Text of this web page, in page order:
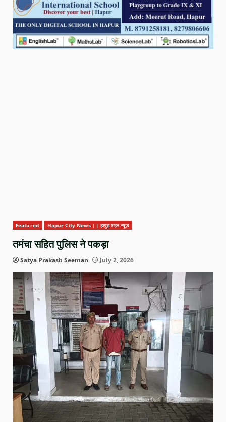
Featured Hapur City News || हापुड़ शहर न्यूज़
तमंचा सहित पुलिस ने पकड़ा
Satya Prakash Seeman July 2, 2026